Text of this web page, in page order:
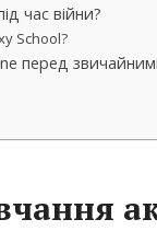
час війни?
School?
перед